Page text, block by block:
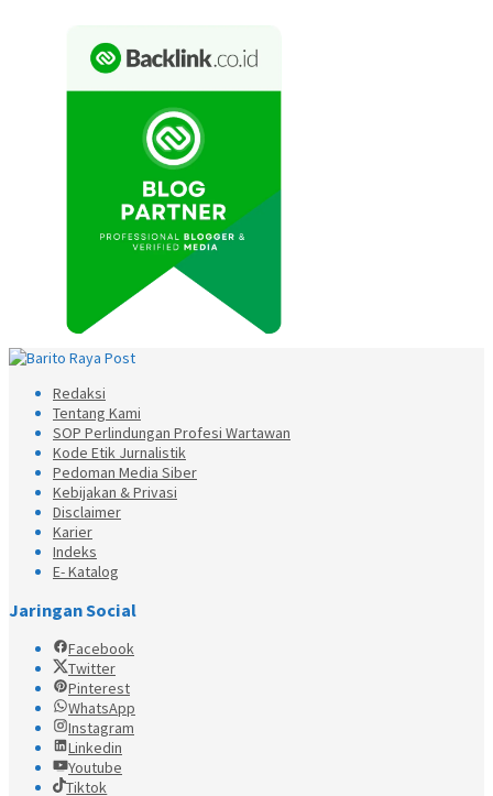
Redaksi
Tentang Kami
SOP Perlindungan Profesi Wartawan
Kode Etik Jurnalistik
Pedoman Media Siber
Kebijakan & Privasi
Disclaimer
Karier
Indeks
E- Katalog
Jaringan Social
Facebook
Twitter
Pinterest
WhatsApp
Instagram
Linkedin
Youtube
Tiktok